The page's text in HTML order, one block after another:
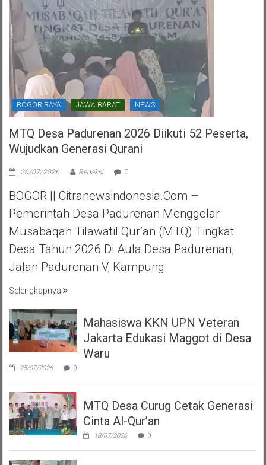
BOGOR RAYA JAWA BARAT NEWS
MTQ Desa Padurenan 2026 Diikuti 52 Peserta,
Wujudkan Generasi Qurani
26/07/2026 Redaksi 0
BOGOR || Citranewsindonesia.com –
Pemerintah Desa Padurenan Menggelar
Musabaqah Tilawatil Qur’an (MTQ) Tingkat
Desa Tahun 2026 Di Aula Desa Padurenan,
Jalan Padurenan V, Kampung
Selengkapnya
Mahasiswa KKN UPN Veteran
Jakarta Edukasi Maggot di Desa
Waru
25/07/2026 0
MTQ Desa Curug Cetak Generasi
Cinta Al-Qur’an
18/07/2026 0